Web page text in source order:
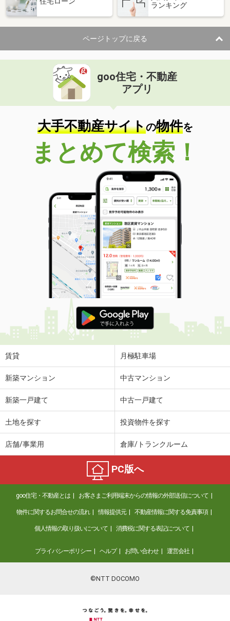
ランキング
ページトップに戻る
goo住宅・不動産
アプリ
大手不動産サイトの物件を
まとめて検索！
賃貸 月極駐車場
新築マンション 中古マンション
新築一戸建て 中古一戸建て
土地を探す 投資物件を探す
店舗/事業用 倉庫/トランクルーム
PC版へ
goo住宅・不動産とは お客さまご利用端末からの情報の外部送信について
物件に関するお問合せの流れ 情報提供元 不動産情報に関する免責事項
個人情報の取り扱いについて 消費税に関する表記について
プライバシーポリシー ヘルプ お問い合わせ 運営会社
©NTT DOCOMO